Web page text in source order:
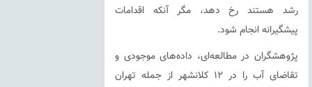
رشد هستند رخ دهد، مگر آنکه اقدامات
پیشگیرانه انجام شود.
پژوهشگران در مطالعه‌ای، داده‌های موجودی و
تقاضای آب را در ۱۲ کلانشهر از جمله تهران